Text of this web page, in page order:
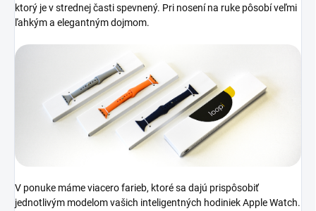
ktorý je v strednej časti spevnený. Pri nosení na ruke pôsobí veľmi
ľahkým a elegantným dojmom.
V ponuke máme viacero farieb, ktoré sa dajú prispôsobiť
jednotlivým modelom vašich inteligentných hodiniek Apple Watch.